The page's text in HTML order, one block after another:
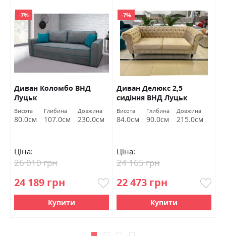
-7%
Диван Коломбо ВНД
Луцьк
Висота
80.0см
Глибина
107.0см
Довжина
230.0см
Ціна:
24 189 грн
26 010 грн
Купити
-7%
Диван Делюкс 2,5
сидіння ВНД Луцьк
Висота
84.0см
Глибина
90.0см
Довжина
215.0см
Ціна:
22 473 грн
24 165 грн
Купити